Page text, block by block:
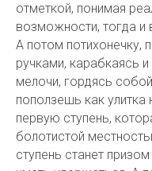
отметкой, понимая
возможности, тогда и
А потом потихонечку,
ручками, карабкаясь
мелочи, гордясь
поползешь как улитка
первую ступень,
болотистой
ступень станет